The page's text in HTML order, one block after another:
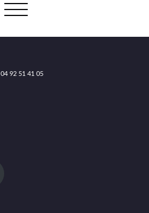
Afficher/masquer
navigation
04 92 51 41 05